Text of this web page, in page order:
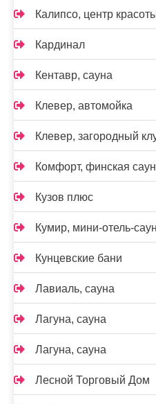
Калипсо, центр
Кардинал
Кентавр, сауна
Клевер, автомойка
Клевер, загородный
Комфорт, финская
Кузов плюс
Кумир, мини-отель-
Кунцевские бани
Лавиаль, сауна
Лагуна, сауна
Лагуна, сауна
Лесной Торговый Дом